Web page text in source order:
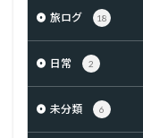
旅ログ 18
日常 2
未分類 6